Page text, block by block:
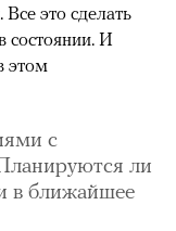
это сделать
состоянии. И
этом
с
ли
в ближайшее